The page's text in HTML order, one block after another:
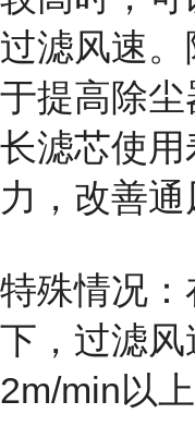
过滤风速。
于提高除
长滤芯使用
力，改善通
特殊情况
下，过滤风
2m/min以上